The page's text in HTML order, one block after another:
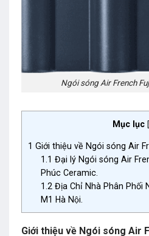
Ngói sóng Air French
Mục lục
1 Giới thiệu về Ngói sóng Air
1.1 Đại lý Ngói sóng Air
Phúc Ceramic.
1.2 Địa Chỉ Nhà Phân Phối
M1 Hà Nội.
Giới thiệu về Ngói sóng Air